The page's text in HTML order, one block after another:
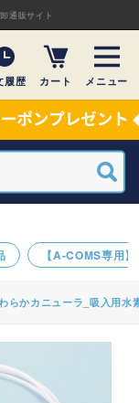
通販サイト
履歴 カート メニュー
【A-COMS専用
らかカニューラ_吸入用水